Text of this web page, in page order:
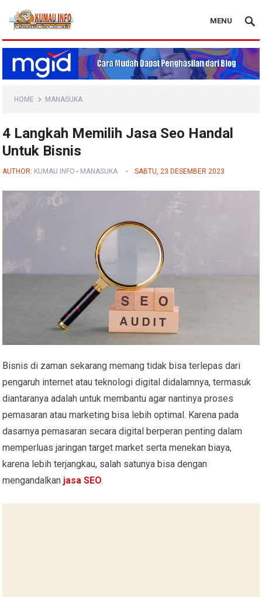
Blog Kumau Info
MENU
HOME MANASUKA
4 Langkah Memilih Jasa Seo Handal
Untuk Bisnis
AUTHOR: KUMAU INFO - MANASUKA SABTU, 23 DESEMBER 2023
Bisnis di zaman sekarang memang tidak bisa terlepas dari
pengaruh internet atau teknologi digital didalamnya, termasuk
diantaranya adalah untuk membantu agar nantinya proses
pemasaran atau marketing bisa lebih optimal. Karena pada
dasarnya pemasaran secara digital berperan penting dalam
memperluas jaringan target market serta menekan biaya,
karena lebih terjangkau, salah satunya bisa dengan
mengandalkan jasa SEO.